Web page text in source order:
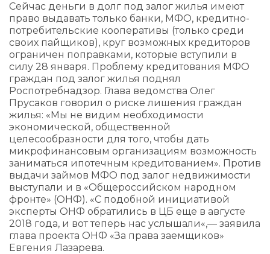
Сейчас деньги в долг под залог жилья имеют
право выдавать только банки, МФО, кредитно-
потребительские кооперативы (только среди
своих пайщиков), круг возможных кредиторов
ограничен поправками, которые вступили в
силу 28 января. Проблему кредитования МФО
граждан под залог жилья поднял
Роспотребнадзор. Глава ведомства Олег
Прусаков говорил о риске лишения граждан
жилья: «Мы не видим необходимости
экономической, общественной
целесообразности для того, чтобы дать
микрофинансовым организациям возможность
заниматься ипотечным кредитованием». Против
выдачи займов МФО под залог недвижимости
выступали и в «Общероссийском народном
фронте» (ОНФ). «С подобной инициативой
эксперты ОНФ обратились в ЦБ еще в августе
2018 года, и вот теперь нас услышали«,— заявила
глава проекта ОНФ «За права заемщиков»
Евгения Лазарева.